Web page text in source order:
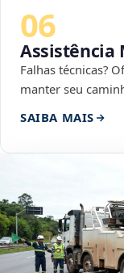
06
Assistência
Falhas técnicas?
manter seu
SAIBA MAIS